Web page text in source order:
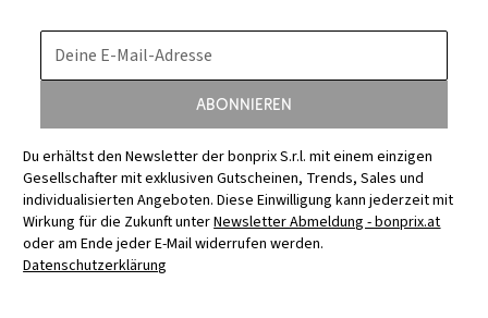
Deine E-Mail-Adresse
Abonnieren
Du erhältst den Newsletter der bonprix S.r.l. mit einem einzigen
Gesellschafter mit exklusiven Gutscheinen, Trends, Sales und
individualisierten Angeboten. Diese Einwilligung kann jederzeit mit
Wirkung für die Zukunft unterNewsletter Abmeldung - bonprix.at
oder am Ende jeder E-Mail widerrufen werden.
Datenschutzerklärung